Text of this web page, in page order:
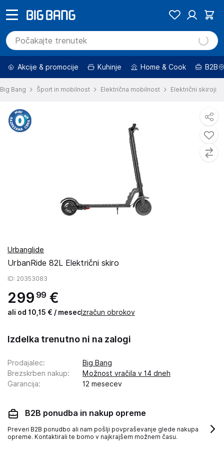
Akcije & promocije Kuhinje Home & Cook B2B
Big Bang Šport in mobilnost Električna mobilnost Električni skiroji
Urbanglide
UrbanRide 82L Električni skiro
ID: 20353083
299 99 €
ali od 10,15 € / mesec Izračun obrokov
Izdelka trenutno ni na zalogi
Prodajalec:
Big Bang
Brezskrben nakup:
Možnost vračila v 14 dneh
Garancija: 12 mesecev
B2B ponudba in nakup opreme
Preveri B2B ponudbo ali nam pošlji povpraševanje glede nakupa
opreme. Kontaktirali te bomo v najkrajšem možnem času.